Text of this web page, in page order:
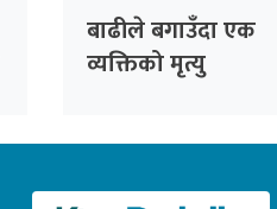
बाढीले बगाउँदा एक
व्यक्तिको मृत्यु